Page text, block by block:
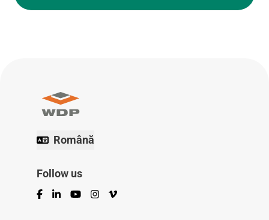
Română
Follow us
Facebook
LinkedInYouTubeInstagram
Vimeo